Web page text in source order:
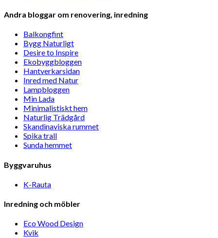
Andra bloggar om renovering, inredning
Balkongfint
Bygg Naturligt
Desire to Inspire
Ekobyggbloggen
Hantverkarsidan
Inred med Natur
Lampbloggen
Min Lada
Minimalistiskt hem
Naturlig Trädgård
Skandinaviska rummet
Spika trall
Sunda hemmet
Byggvaruhus
K-Rauta
Inredning och möbler
Eco Wood Design
Kvik